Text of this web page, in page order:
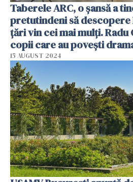
Taberele ARC, o șansă a
pretutindeni să descopere
țări vin cei mai mulți. Radu
copii care au povești
15 AUGUST 2024